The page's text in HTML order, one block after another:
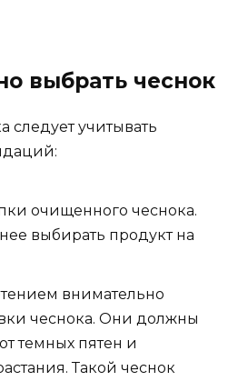
выбрать чеснок
следует учитывать
очищенного чеснока.
выбирать продукт на
внимательно
чеснока. Они должны
темных пятен и
Такой чеснок